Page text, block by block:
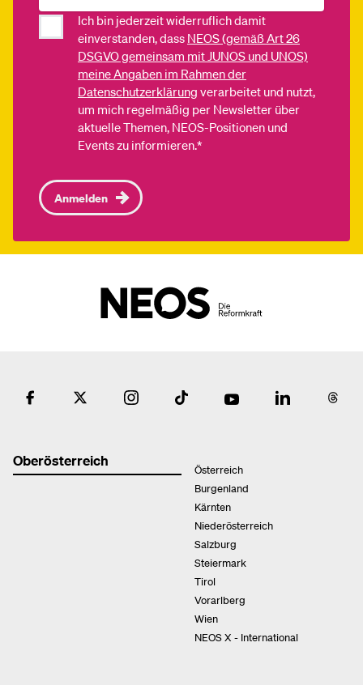
Ich bin jederzeit widerruflich damit
einverstanden, dass NEOS (gemäß Art 26
DSGVO gemeinsam mit JUNOS und UNOS)
meine Angaben im Rahmen der
Datenschutzerklärung verarbeitet und nutzt,
um mich regelmäßig per Newsletter über
aktuelle Themen, NEOS-Positionen und
Events zu informieren.*
Anmelden
Oberösterreich
Österreich
Burgenland
Kärnten
Niederösterreich
Salzburg
Steiermark
Tirol
Vorarlberg
Wien
NEOS X - International